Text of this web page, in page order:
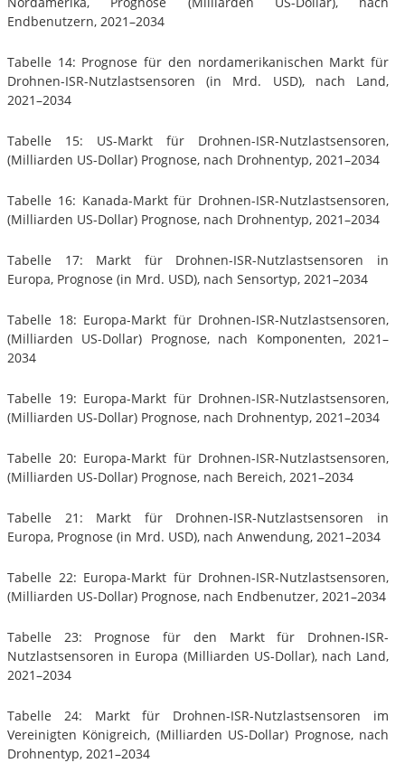
Endbenutzern, 2021–2034
Tabelle 14: Prognose für den nordamerikanischen Markt für
Drohnen-ISR-Nutzlastsensoren (in Mrd. USD), nach Land,
2021–2034
Tabelle 15: US-Markt für Drohnen-ISR-Nutzlastsensoren,
(Milliarden US-Dollar) Prognose, nach Drohnentyp, 2021–2034
Tabelle 16: Kanada-Markt für Drohnen-ISR-Nutzlastsensoren,
(Milliarden US-Dollar) Prognose, nach Drohnentyp, 2021–2034
Tabelle 17: Markt für Drohnen-ISR-Nutzlastsensoren in
Europa, Prognose (in Mrd. USD), nach Sensortyp, 2021–2034
Tabelle 18: Europa-Markt für Drohnen-ISR-Nutzlastsensoren,
(Milliarden US-Dollar) Prognose, nach Komponenten, 2021–
2034
Tabelle 19: Europa-Markt für Drohnen-ISR-Nutzlastsensoren,
(Milliarden US-Dollar) Prognose, nach Drohnentyp, 2021–2034
Tabelle 20: Europa-Markt für Drohnen-ISR-Nutzlastsensoren,
(Milliarden US-Dollar) Prognose, nach Bereich, 2021–2034
Tabelle 21: Markt für Drohnen-ISR-Nutzlastsensoren in
Europa, Prognose (in Mrd. USD), nach Anwendung, 2021–2034
Tabelle 22: Europa-Markt für Drohnen-ISR-Nutzlastsensoren,
(Milliarden US-Dollar) Prognose, nach Endbenutzer, 2021–2034
Tabelle 23: Prognose für den Markt für Drohnen-ISR-
Nutzlastsensoren in Europa (Milliarden US-Dollar), nach Land,
2021–2034
Tabelle 24: Markt für Drohnen-ISR-Nutzlastsensoren im
Vereinigten Königreich, (Milliarden US-Dollar) Prognose, nach
Drohnentyp, 2021–2034